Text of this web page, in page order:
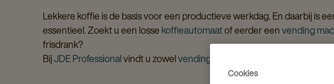
Lekkere koffie is de basis voor een productieve werkdag. En daarbij is
essentieel. Zoekt u een losse koffieautomaatof eerder eenvending
frisdrank?
BijJDE Professionalvindt u zowelvending machines
Cookies